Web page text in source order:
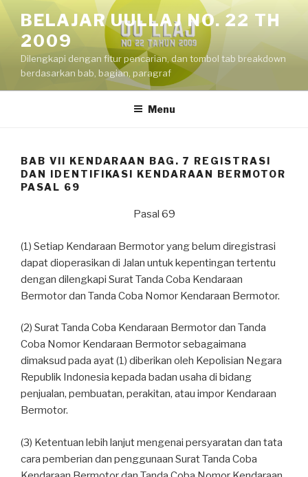
content
BELAJAR UULLAJ NO. 22 TH
2009
Dilengkapi dengan fitur pencarian, dan tombol tab breakdown
berdasarkan bab, bagian, paragraf
Menu
BAB VII KENDARAAN BAG. 7 REGISTRASI
DAN IDENTIFIKASI KENDARAAN BERMOTOR
PASAL 69
Pasal 69
(1) Setiap Kendaraan Bermotor yang belum diregistrasi
dapat dioperasikan di Jalan untuk kepentingan tertentu
dengan dilengkapi Surat Tanda Coba Kendaraan
Bermotor dan Tanda Coba Nomor Kendaraan Bermotor.
(2) Surat Tanda Coba Kendaraan Bermotor dan Tanda
Coba Nomor Kendaraan Bermotor sebagaimana
dimaksud pada ayat (1) diberikan oleh Kepolisian Negara
Republik Indonesia kepada badan usaha di bidang
penjualan, pembuatan, perakitan, atau impor Kendaraan
Bermotor.
(3) Ketentuan lebih lanjut mengenai persyaratan dan tata
cara pemberian dan penggunaan Surat Tanda Coba